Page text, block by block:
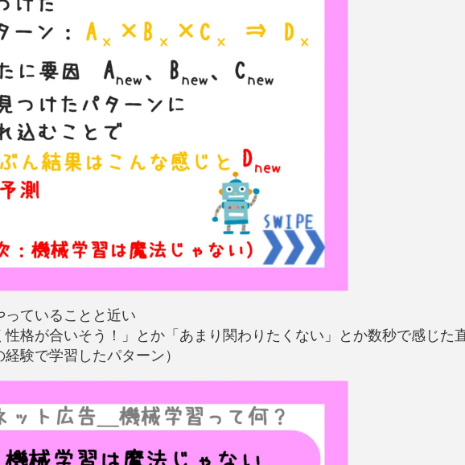
ていることと近い
格が合いそう！」とか「あまり関わりたくない」とか数秒で感じた
験で学習したパターン）